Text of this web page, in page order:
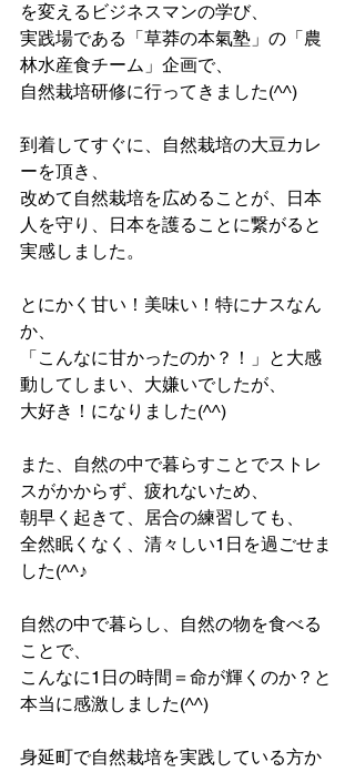
を変えるビジネスマンの学び、
実践場である「草莽の本氣塾」の「農
林水産食チーム」企画で、
自然栽培研修に行ってきました(^^)
到着してすぐに、自然栽培の大豆カレ
ーを頂き、
改めて自然栽培を広めることが、日本
人を守り、日本を護ることに繋がると
実感しました。
とにかく甘い！美味い！特にナスなん
か、
「こんなに甘かったのか？！」と大感
動してしまい、大嫌いでしたが、
大好き！になりました(^^)
また、自然の中で暮らすことでストレ
スがかからず、疲れないため、
朝早く起きて、居合の練習しても、
全然眠くなく、清々しい1日を過ごせま
した(^^♪
自然の中で暮らし、自然の物を食べる
ことで、
こんなに1日の時間＝命が輝くのか？と
本当に感激しました(^^)
身延町で自然栽培を実践している方か